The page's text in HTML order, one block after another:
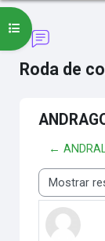
Roda de
Abrir índice do
←
Modo de